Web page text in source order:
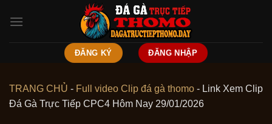
ĐĂNG KÝ ĐĂNG NHẬP
TRANG CHỦ - Full video Clip đá gà thomo - Link Xem Clip
Đá Gà Trực Tiếp CPC4 Hôm Nay 29/01/2026